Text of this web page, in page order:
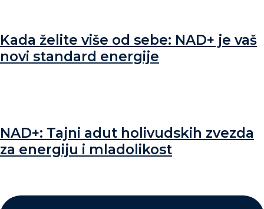
Kada želite više od sebe: NAD+ je vaš
novi standard energije
NAD+: Tajni adut holivudskih zvezda
za energiju i mladolikost